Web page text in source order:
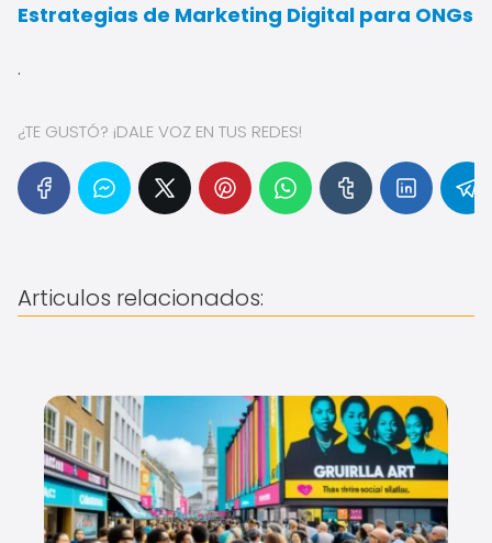
Estrategias de Marketing Digital para ONGs
.
¿TE GUSTÓ? ¡DALE VOZ EN TUS REDES!
Articulos relacionados: